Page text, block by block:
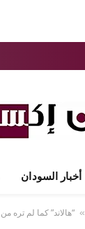
أخبار السودان
» “هالاند” كما لم تره